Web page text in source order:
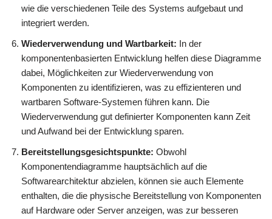
wie die verschiedenen Teile des Systems aufgebaut und
integriert werden.
Wiederverwendung und Wartbarkeit: In der
komponentenbasierten Entwicklung helfen diese Diagramme
dabei, Möglichkeiten zur Wiederverwendung von
Komponenten zu identifizieren, was zu effizienteren und
wartbaren Software-Systemen führen kann. Die
Wiederverwendung gut definierter Komponenten kann Zeit
und Aufwand bei der Entwicklung sparen.
Bereitstellungsgesichtspunkte: Obwohl
Komponentendiagramme hauptsächlich auf die
Softwarearchitektur abzielen, können sie auch Elemente
enthalten, die die physische Bereitstellung von Komponenten
auf Hardware oder Server anzeigen, was zur besseren